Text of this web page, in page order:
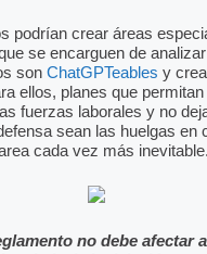
podrían crear áreas
se encarguen de
son ChatGPTeables y
ellos, planes que
fuerzas laborales y no
sean las huelgas en
cada vez más inevitable.
no debe afectar